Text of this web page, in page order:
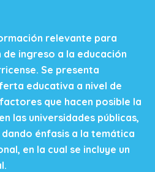
relevante para
de ingreso a la educación
Se presenta
educativa a nivel de
que hacen posible la
las universidades públicas,
énfasis a la temática
en la cual se incluye un